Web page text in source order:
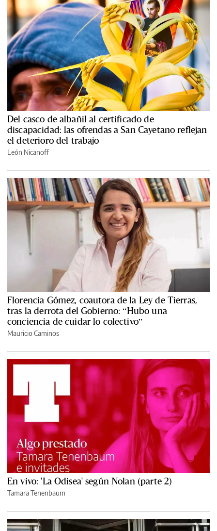
Del casco de albañil al certificado de
discapacidad: las ofrendas a San Cayetano reflejan
el deterioro del trabajo
León Nicanoff
Florencia Gómez, coautora de la Ley de Tierras,
tras la derrota del Gobierno: “Hubo una
conciencia de cuidar lo colectivo”
Mauricio Caminos
En vivo: 'La Odisea' según Nolan (parte 2)
Tamara Tenenbaum